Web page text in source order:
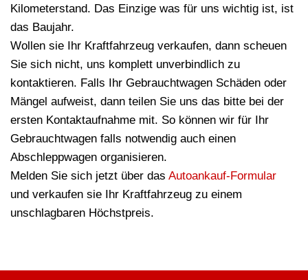
Kilometerstand. Das Einzige was für uns wichtig ist, ist
das Baujahr.
Wollen sie Ihr Kraftfahrzeug verkaufen, dann scheuen
Sie sich nicht, uns komplett unverbindlich zu
kontaktieren. Falls Ihr Gebrauchtwagen Schäden oder
Mängel aufweist, dann teilen Sie uns das bitte bei der
ersten Kontaktaufnahme mit. So können wir für Ihr
Gebrauchtwagen falls notwendig auch einen
Abschleppwagen organisieren.
Melden Sie sich jetzt über das Autoankauf-Formular
und verkaufen sie Ihr Kraftfahrzeug zu einem
unschlagbaren Höchstpreis.